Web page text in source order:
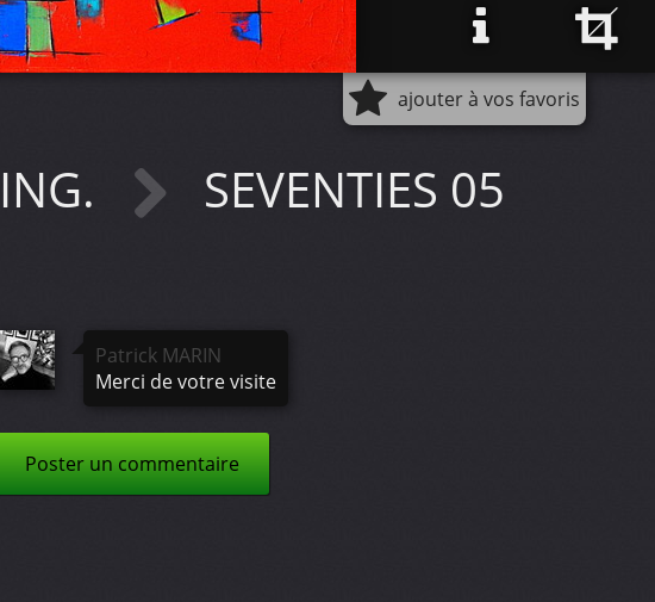
ajouter à vos favoris
SEVENTIES 05
Patrick MARIN
Merci de votre visite
Poster un commentaire